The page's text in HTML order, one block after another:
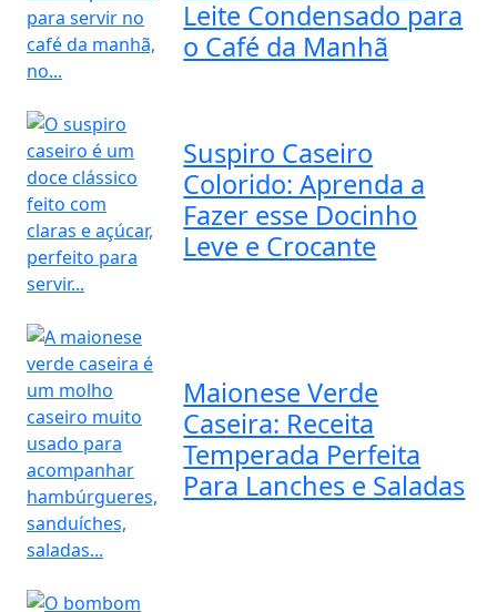
Leite Condensado para
o Café da Manhã
Suspiro Caseiro
Colorido: Aprenda a
Fazer esse Docinho
Leve e Crocante
Maionese Verde
Caseira: Receita
Temperada Perfeita
Para Lanches e Saladas